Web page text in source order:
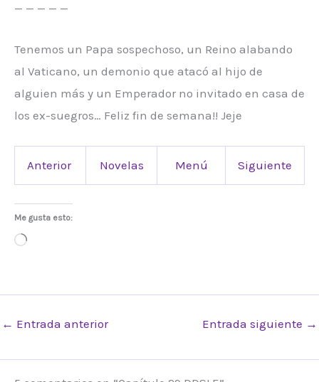
— — — — —
Tenemos un Papa sospechoso, un Reino alabando
al Vaticano, un demonio que atacó al hijo de
alguien más y un Emperador no invitado en casa de
los ex-suegros… Feliz fin de semana!! Jeje
Anterior Novelas Menú Siguiente
Me gusta esto:
Cargando...
← Entrada anterior Entrada siguiente →